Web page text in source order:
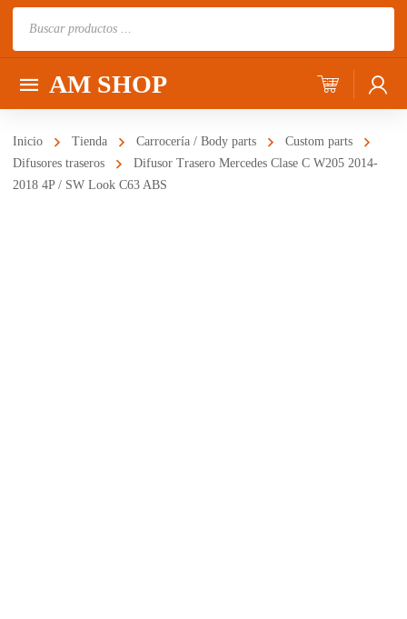
AM SHOP
Inicio Tienda Carrocería / Body parts
Custom parts
Difusores traseros
Difusor Trasero Mercedes Clase C W205 2014-
2018 4P / SW Look C63 ABS